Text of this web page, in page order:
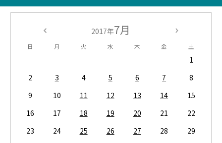
2017年7月
日 月 火 水 木 金 土
1
2
3 4 5 6 7
8
9
10 11 12 13 14
15
16
17 18 19 20 21
22
23
24 25 26 27 28
29